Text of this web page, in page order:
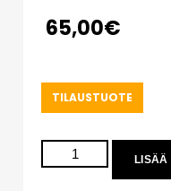
65,00€
TILAUSTUOTE
LISÄÄ